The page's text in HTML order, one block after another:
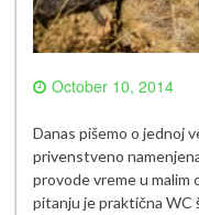
October 10, 2014
Danas pišemo o jednoj
privenstveno
provode vreme u
pitanju je praktična WC